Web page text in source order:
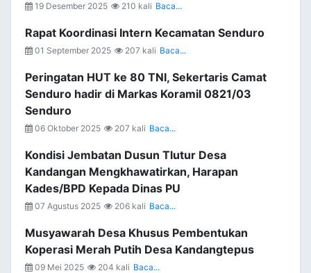
19 Desember 2025 210 kali Baca...
Rapat Koordinasi Intern Kecamatan Senduro
01 September 2025 207 kali Baca...
Peringatan HUT ke 80 TNI, Sekertaris Camat
Senduro hadir di Markas Koramil 0821/03
Senduro
06 Oktober 2025 207 kali Baca...
Kondisi Jembatan Dusun Tlutur Desa
Kandangan Mengkhawatirkan, Harapan
Kades/BPD Kepada Dinas PU
07 Agustus 2025 206 kali Baca...
Musyawarah Desa Khusus Pembentukan
Koperasi Merah Putih Desa Kandangtepus
09 Mei 2025 204 kali Baca...